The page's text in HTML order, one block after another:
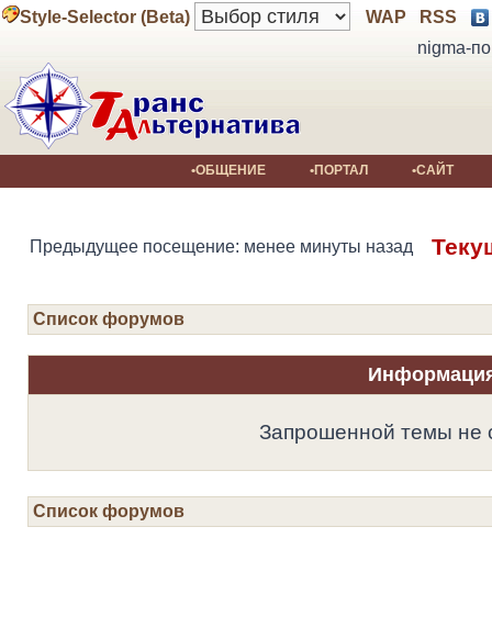
Style-Selector (Beta) WAP
RSS
nigma-
•ОБЩЕНИЕ •ПОРТАЛ •САЙТ
Предыдущее посещение: менее минуты назад
Список форумов
Запрошенной темы не
Список форумов